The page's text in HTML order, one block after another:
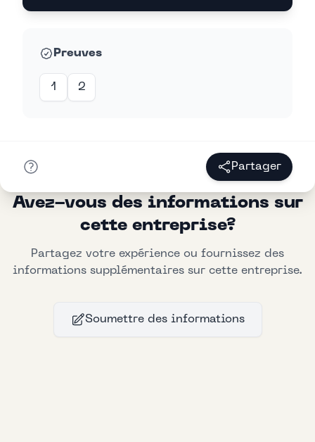
Preuves
1 2
Partager
Avez-vous des informations sur
cette entreprise?
Partagez votre expérience ou fournissez des
informations supplémentaires sur cette entreprise.
Soumettre des informations